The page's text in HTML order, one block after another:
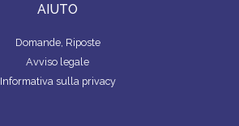
AIUTO
Domande, Riposte
Avviso legale
Informativa sulla privacy